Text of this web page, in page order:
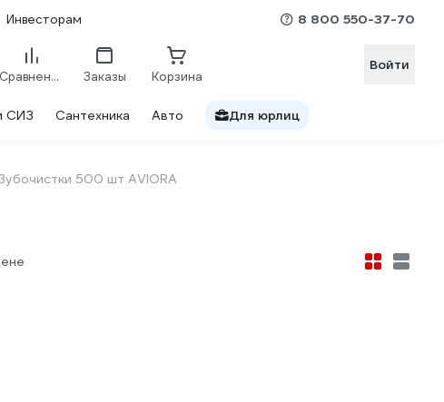
Инвесторам 8 800 550-37-70
Сравнение Заказы Корзина
Войти
СИЗ Сантехника Авто Для юрлиц
500 шт AVIORA